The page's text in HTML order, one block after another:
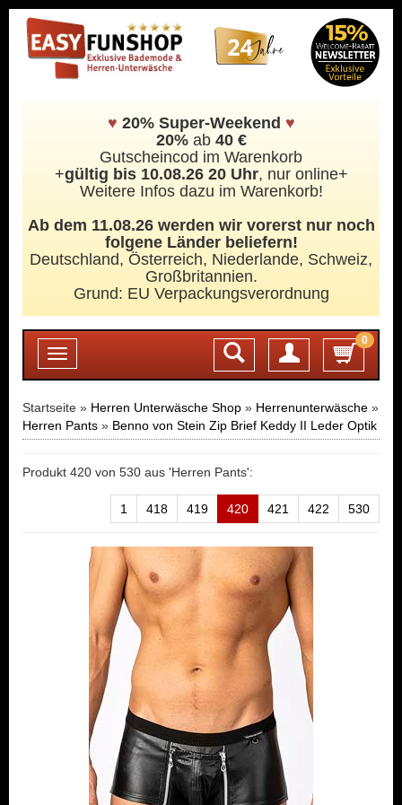
♥ 20% Super-Weekend ♥
20%ab 40 €
Gutscheincod im Warenkorb
+gültig bis 10.08.26 20 Uhr, nur online+
Weitere Infos dazu im Warenkorb!
Ab dem 11.08.26 werden wir vorerst nur noch
folgene Länder beliefern!
Deutschland, Österreich, Niederlande, Schweiz,
Großbritannien.
Grund: EU Verpackungsverordnung
Toggle
navigation
0
Login
Startseite » Herren Unterwäsche Shop » Herrenunterwäsche »
Herren Pants » Benno von Stein Zip Brief Keddy II Leder Optik
Produkt 420 von 530 aus 'Herren Pants':
1 418 419 420 421 422 530